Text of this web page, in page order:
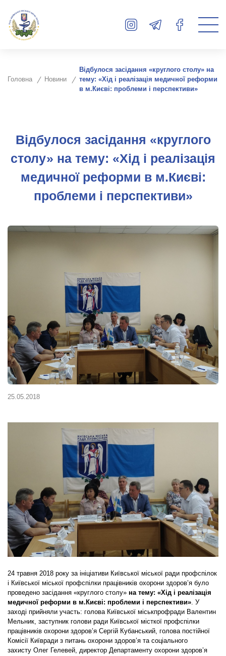
Головна Новини
Відбулося засідання «круглого столу» на
тему: «Хід і реалізація медичної реформи
в м.Києві: проблеми і перспективи»
Відбулося засідання «круглого
столу» на тему: «Хід і реалізація
медичної реформи в м.Києві:
проблеми і перспективи»
25.05.2018
24 травня 2018 року за ініціативи Київської міської ради профспілок
і Київської міської профспілки працівників охорони здоров’я було
проведено засідання «круглого столу» на тему: «Хід і реалізація
медичної реформи в м.Києві: проблеми і перспективи». У
заході прийняли участь: голова Київської міськпрофради Валентин
Мельник, заступник голови ради Київської місткої профспілки
працівників охорони здоров’я Сергій Кубанський, голова постійної
Комісії Київради з питань охорони здоров’я та соціального
захисту Олег Гелевей, директор Департаменту охорони здоров’я